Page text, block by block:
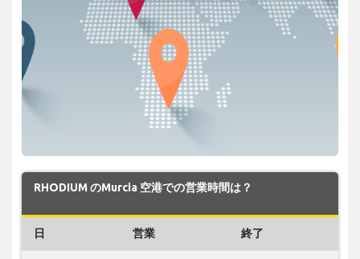
RHODIUM のMurcia 空港での営業時間は？
日 営業 終了